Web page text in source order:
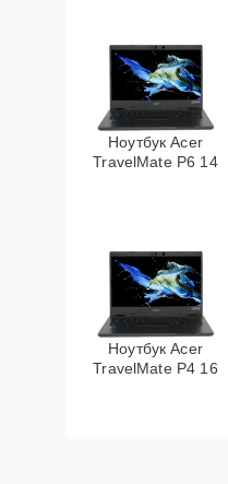
Ноутбук Acer
TravelMate P6 14
Ноутбук Acer
TravelMate P4 16